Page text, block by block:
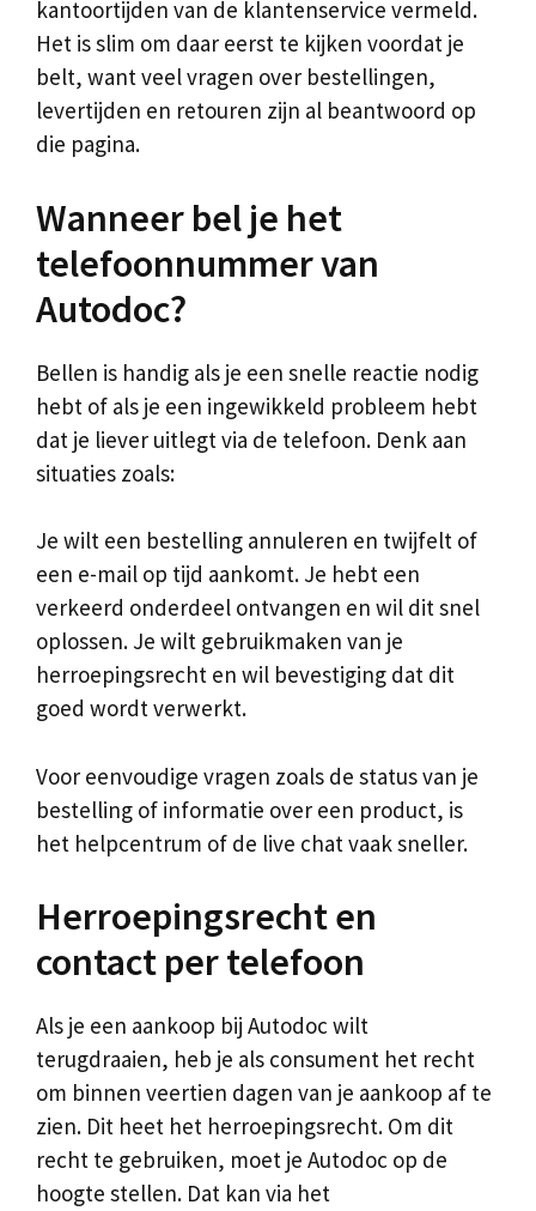
kantoortijden van de klantenservice vermeld.
Het is slim om daar eerst te kijken voordat je
belt, want veel vragen over bestellingen,
levertijden en retouren zijn al beantwoord op
die pagina.
Wanneer bel je het
telefoonnummer van
Autodoc?
Bellen is handig als je een snelle reactie nodig
hebt of als je een ingewikkeld probleem hebt
dat je liever uitlegt via de telefoon. Denk aan
situaties zoals:
Je wilt een bestelling annuleren en twijfelt of
een e-mail op tijd aankomt. Je hebt een
verkeerd onderdeel ontvangen en wil dit snel
oplossen. Je wilt gebruikmaken van je
herroepingsrecht en wil bevestiging dat dit
goed wordt verwerkt.
Voor eenvoudige vragen zoals de status van je
bestelling of informatie over een product, is
het helpcentrum of de live chat vaak sneller.
Herroepingsrecht en
contact per telefoon
Als je een aankoop bij Autodoc wilt
terugdraaien, heb je als consument het recht
om binnen veertien dagen van je aankoop af te
zien. Dit heet het herroepingsrecht. Om dit
recht te gebruiken, moet je Autodoc op de
hoogte stellen. Dat kan via het